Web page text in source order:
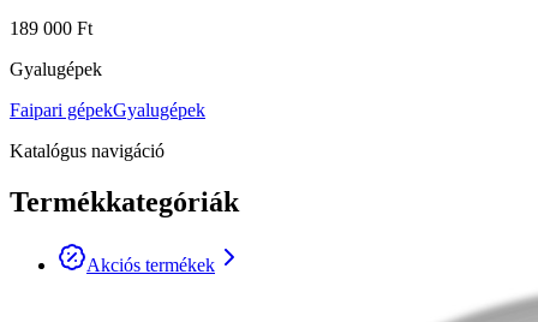
189 000 Ft
Gyalugépek
Faipari gépekGyalugépek
Katalógus navigáció
Termékkategóriák
Akciós termékek